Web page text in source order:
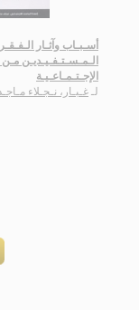
أسـبـاب وآثـار
الـمـسـتـفـيـديـن
الإجـتـمـاعـيـة
لـ غـبـار، نـجـلاء